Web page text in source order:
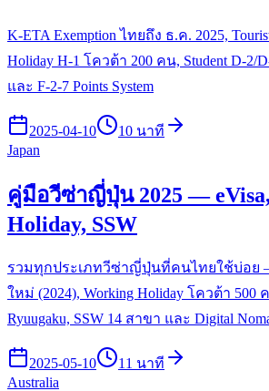
K-ETA Exemption ไทยถึง ธ.ค. 2025,
Holiday H-1 โควต้า 200 คน, Student D-2/
และ F-2-7 Points System
2025-04-10
10 นาที
Japan
คู่มือวีซ่าญี่ปุ่น 2025 —
Holiday, SSW
รวมทุกประเภทวีซ่าญี่ปุ่นที่คนไทยใช้บ่อย —
ใหม่ (2024), Working Holiday โควต้า 500
Ryuugaku, SSW 14 สาขา และ Digital
2025-05-10
11 นาที
Australia